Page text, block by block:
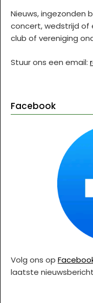
Nieuws, ingezonden
concert, wedstrijd of
club of vereniging
Stuur ons een email:
Facebook
Volg ons op
laatste